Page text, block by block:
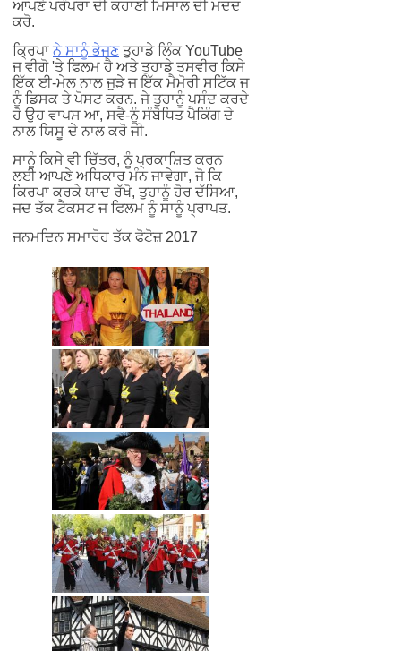
ਆਪਣੇ ਪਰੰਪਰਾ ਦੀ ਕਹਾਣੀ ਮਿਸਾਲ ਦੀ ਮਦਦ
ਕਰੋ.
ਕ੍ਰਿਪਾਨੇ ਸਾਨੂੰ ਭੇਜਣਤੁਹਾਡੇ ਲਿੰਕ YouTube
ਜ ਵੀਗੋ 'ਤੇ ਫਿਲਮ ਹੈ ਅਤੇ ਤੁਹਾਡੇ ਤਸਵੀਰ ਕਿਸੇ
ਇੱਕ ਈ-ਮੇਲ ਨਾਲ ਜੁੜੇ ਜ ਇੱਕ ਮੈਮੋਰੀ ਸਟਿੱਕ ਜ
ਨੂੰ ਡਿਸਕ ਤੇ ਪੋਸਟ ਕਰਨ. ਜੇ ਤੁਹਾਨੂੰ ਪਸੰਦ ਕਰਦੇ
ਹੋ ਉਹ ਵਾਪਸ ਆ, ਸਵੈ-ਨੂੰ ਸੰਬੋਧਿਤ ਪੈਕਿੰਗ ਦੇ
ਨਾਲ ਯਿਸੂ ਦੇ ਨਾਲ ਕਰੋ ਜੀ.
ਸਾਨੂੰ ਕਿਸੇ ਵੀ ਚਿੱਤਰ, ਨੂੰ ਪ੍ਰਕਾਸ਼ਿਤ ਕਰਨ
ਲਈ ਆਪਣੇ ਅਧਿਕਾਰ ਮੰਨ ਜਾਵੇਗਾ, ਜੋ ਕਿ
ਕਿਰਪਾ ਕਰਕੇ ਯਾਦ ਰੱਖੋ, ਤੁਹਾਨੂੰ ਹੋਰ ਦੱਸਿਆ,
ਜਦ ਤੱਕ ਟੈਕਸਟ ਜ ਫਿਲਮ ਨੂੰ ਸਾਨੂੰ ਪ੍ਰਾਪਤ.
ਜਨਮਦਿਨ ਸਮਾਰੋਹ ਤੱਕ ਫੋਟੋਜ਼ 2017